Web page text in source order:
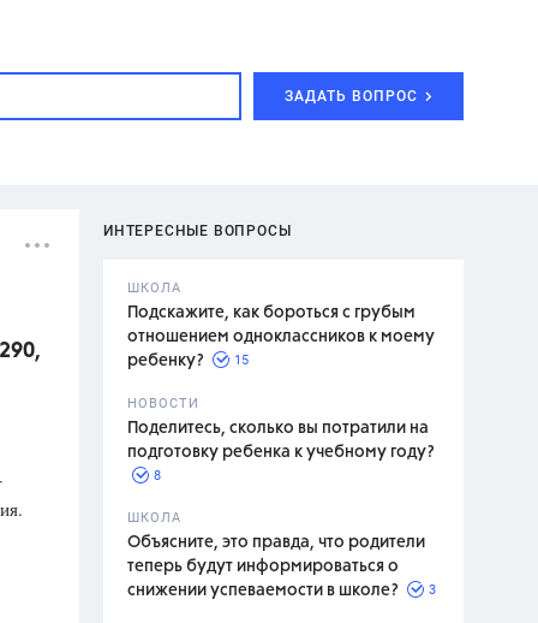
ЗАДАТЬ ВОПРОС
ИНТЕРЕСНЫЕ ВОПРОСЫ
ШКОЛА
Подскажите, как бороться с грубым
отношением одноклассников к моему
ребенку?
15
НОВОСТИ
Поделитесь, сколько вы потратили на
подготовку ребенка к учебному году?
8
ШКОЛА
Объясните, это правда, что родители
теперь будут информироваться о
снижении успеваемости в школе?
3